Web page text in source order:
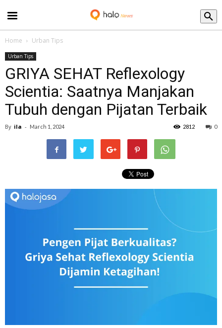
Home Urban Tips
Urban Tips
GRIYA SEHAT Reflexology
Scientia: Saatnya Manjakan
Tubuh dengan Pijatan Terbaik
By ila - March 1, 2024 0
2812